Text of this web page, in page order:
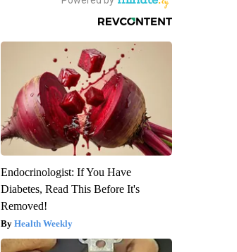
Endocrinologist: If You Have
Diabetes, Read This Before It's
Removed!
Health Weekly